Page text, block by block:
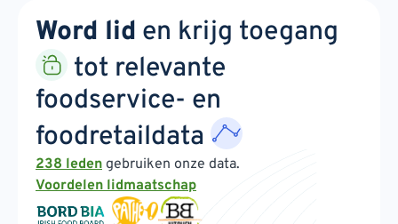
Word lid en krijg toegang
tot relevante
foodservice- en
foodretaildata
238 leden gebruiken onze data.
Voordelen lidmaatschap